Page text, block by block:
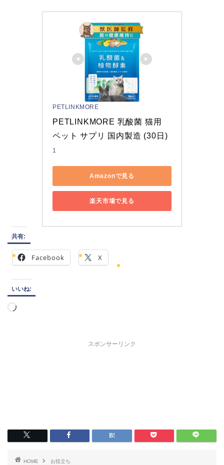
PETLINKMORE
PETLINKMORE 乳酸菌 猫用
ペット サプリ 国内製造 (30日)
1
Amazonで見る
楽天市場で見る
共有:
Facebook X
いいね:
読
スポンサーリンク
HOME
お役立ち